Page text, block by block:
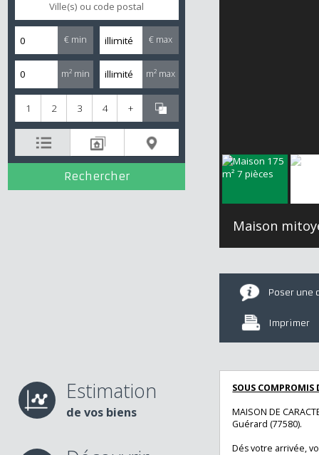
€ min € max
m² min m² max
1 2 3 4 +
de vos biens
Poser
SOUS
MAISON DE